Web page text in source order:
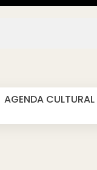
AGENDA CULTURAL